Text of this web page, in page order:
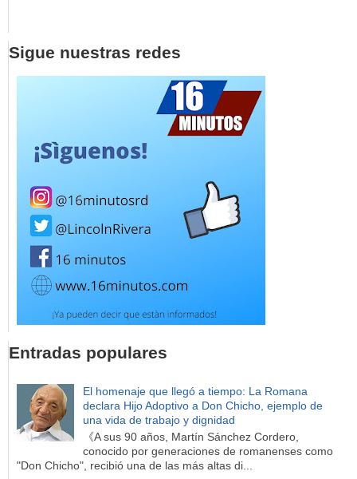
Sigue nuestras redes
Entradas populares
El homenaje que llegó a tiempo: La Romana
declara Hijo Adoptivo a Don Chicho, ejemplo de
una vida de trabajo y dignidad
《A sus 90 años, Martín Sánchez Cordero,
conocido por generaciones de romanenses como
"Don Chicho", recibió una de las más altas di...